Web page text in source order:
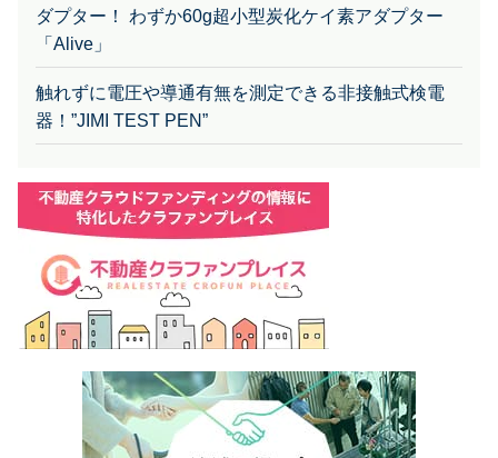
ダプター！ わずか60g超小型炭化ケイ素アダプター
「Alive」
触れずに電圧や導通有無を測定できる非接触式検電
器！”JIMI TEST PEN”